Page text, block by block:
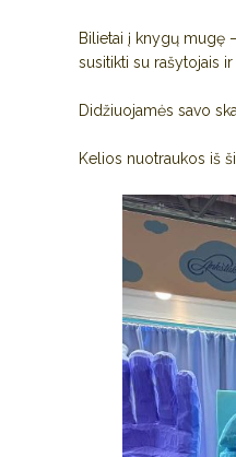
Bilietai į knygų mugę
susitikti su rašytojais
Didžiuojamės savo
Kelios nuotraukos iš